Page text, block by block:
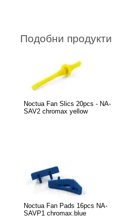
Подобни продукти
Noctua Fan Slics 20pcs - NA-
SAV2 chromax yellow
Noctua Fan Pads 16pcs NA-
SAVP1 chromax.blue